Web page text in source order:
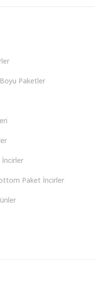
Paketler
Paket İncirler